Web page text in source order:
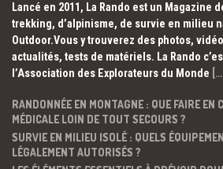
Lancé en 2011, La Rando est un Magazine
trekking, d’alpinisme, de survie en milieu
Outdoor.Vous y trouverez des photos,
actualités, tests de matériels. La Rando
l’Association des Explorateurs du Monde […]
RANDONNÉE EN MONTAGNE : QUE FAIRE EN
MÉDICALE LOIN DE TOUT SECOURS ?
SURVIE EN MILIEU ISOLÉ : QUELS
LÉGALEMENT AUTORISÉS ?